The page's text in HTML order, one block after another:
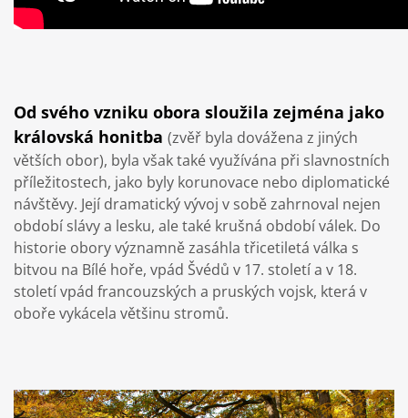
Od svého vzniku obora sloužila zejména jako
královská honitba (zvěř byla dovážena z jiných
větších obor), byla však také využívána při slavnostních
příležitostech, jako byly korunovace nebo diplomatické
návštěvy. Její dramatický vývoj v sobě zahrnoval nejen
období slávy a lesku, ale také krušná období válek. Do
historie obory významně zasáhla třicetiletá válka s
bitvou na Bílé hoře, vpád Švédů v 17. století a v 18.
století vpád francouzských a pruských vojsk, která v
oboře vykácela většinu stromů.